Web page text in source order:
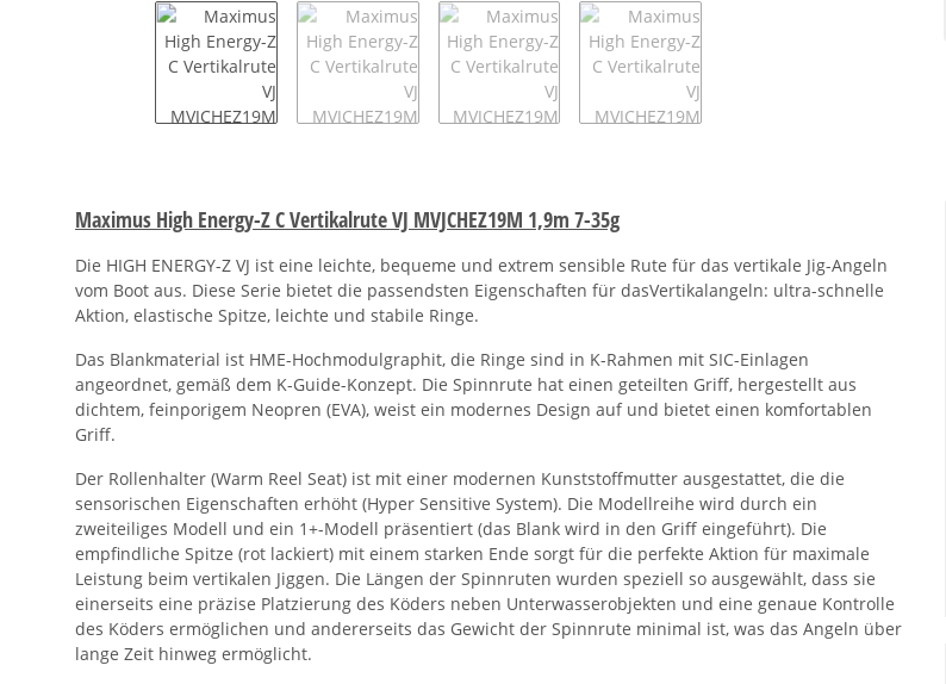
Maximus High Energy-Z C Vertikalrute VJ MVJCHEZ19M 1,9m 7-35g
Die HIGH ENERGY-Z VJ ist eine leichte, bequeme und extrem sensible Rute für das vertikale Jig-Angeln
vom Boot aus. Diese Serie bietet die passendsten Eigenschaften für dasVertikalangeln: ultra-schnelle
Aktion, elastische Spitze, leichte und stabile Ringe.
Das Blankmaterial ist HME-Hochmodulgraphit, die Ringe sind in K-Rahmen mit SIC-Einlagen
angeordnet, gemäß dem K-Guide-Konzept. Die Spinnrute hat einen geteilten Griff, hergestellt aus
dichtem, feinporigem Neopren (EVA), weist ein modernes Design auf und bietet einen komfortablen
Griff.
Der Rollenhalter (Warm Reel Seat) ist mit einer modernen Kunststoffmutter ausgestattet, die die
sensorischen Eigenschaften erhöht (Hyper Sensitive System). Die Modellreihe wird durch ein
zweiteiliges Modell und ein 1+-Modell präsentiert (das Blank wird in den Griff eingeführt). Die
empfindliche Spitze (rot lackiert) mit einem starken Ende sorgt für die perfekte Aktion für maximale
Leistung beim vertikalen Jiggen. Die Längen der Spinnruten wurden speziell so ausgewählt, dass sie
einerseits eine präzise Platzierung des Köders neben Unterwasserobjekten und eine genaue Kontrolle
des Köders ermöglichen und andererseits das Gewicht der Spinnrute minimal ist, was das Angeln über
lange Zeit hinweg ermöglicht.